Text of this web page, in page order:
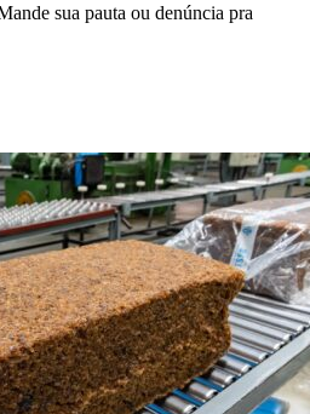
sua pauta ou denúncia pra